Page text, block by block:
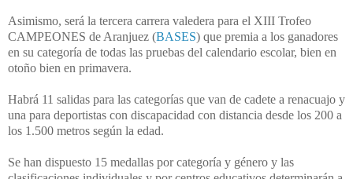
Asimismo, será la tercera carrera valedera para el XIII Trofeo
CAMPEONES de Aranjuez (BASES) que premia a los ganadores
en su categoría de todas las pruebas del calendario escolar, bien en
otoño bien en primavera.
Habrá 11 salidas para las categorías que van de cadete a renacuajo y
una para deportistas con discapacidad con distancia desde los 200 a
los 1.500 metros según la edad.
Se han dispuesto 15 medallas por categoría y género y las